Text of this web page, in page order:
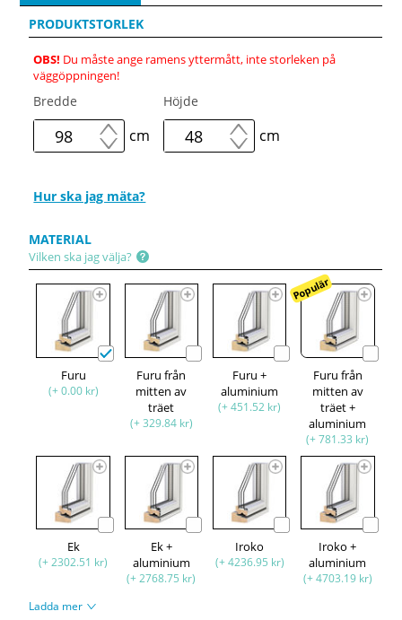
PRODUKTSTORLEK
OBS! Du måste ange ramens yttermått, inte storleken på
väggöppningen!
Bredde
cm
Höjde
cm
Hur ska jag mäta?
MATERIAL
Vilken ska jag välja?
Furu
(+ 0.00 kr)
Furu från
mitten av
träet
(+ 329.84 kr)
Furu +
aluminium
(+ 451.52 kr)
Populär
Furu från
mitten av
träet +
aluminium
(+ 781.33 kr)
Ek
(+ 2302.51 kr)
Ek +
aluminium
(+ 2768.75 kr)
Iroko
(+ 4236.95 kr)
Iroko +
aluminium
(+ 4703.19 kr)
Ladda mer